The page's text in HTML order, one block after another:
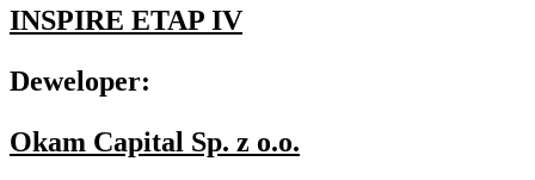
INSPIRE ETAP IV
Deweloper:
Okam Capital Sp. z o.o.